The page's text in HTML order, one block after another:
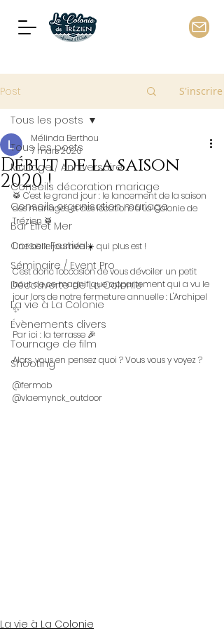
Post S'inscrire
Tous les posts
Mariage / Anniversaire
Conseils décoration mariage
Conseils organisation mariage
Bar Effet Mer
Corsen Festival
Séminaire / Event Pro
Découverte de La Colonie
La vie à La Colonie
Évènements divers
Tournage de film
Shooting
Tous les posts
Début de la saison
2020 !
Mélinda Berthou
7 mars 2020
🥁 C'est le grand jour : le lancement de la saison
des mariages et des locations à La Colonie de
Trézien 🥁
Une belle journée ☀️ qui plus est !
C'est donc l'occasion de vous dévoiler un petit
bout de ce magnifique appartement qui a vu le
jour lors de notre fermeture annuelle : L'Archipel
✨
Par ici : la terrasse 🎉
Alors, vous en pensez quoi ? Vous vous y voyez ?
@fermob
@vlaemynck_outdoor
La vie à La Colonie